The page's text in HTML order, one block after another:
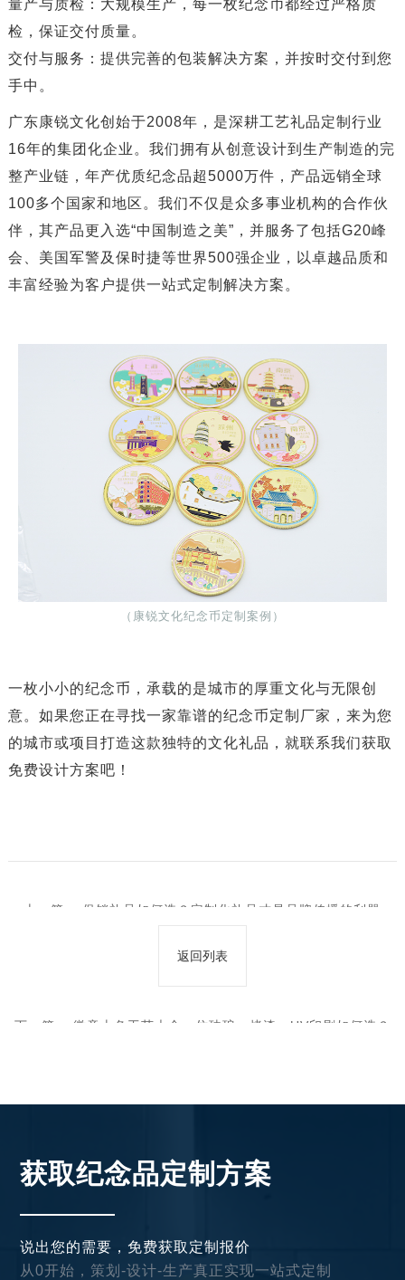
​​量产与质检​​：大规模生产，每一枚纪念币都经过严格质
检，保证交付质量。
​​交付与服务​​：提供完善的包装解决方案，并按时交付到您
手中。
广东康锐文化创始于2008年，是深耕工艺礼品定制行业​​
16年​​的集团化企业。我们拥有从创意设计到生产制造的完
整产业链，​​年产优质纪念品超5000万件​​，产品远销全球​​
100多个国家和地区​​。我们不仅是众多事业机构的合作伙
伴，其产品更入选“中国制造之美”，并服务了包括G20峰
会、美国军警及保时捷等世界500强企业，以​​卓越品质和
丰富经验​​为客户提供一站式定制解决方案。
（康锐文化纪念币定制案例）
一枚小小的纪念币，承载的是城市的厚重文化与无限创
意。如果您正在寻找一家靠谱的​​纪念币定制厂家​​，来为您
的城市或项目打造这款独特的文化礼品，就联系我们获取
免费设计方案吧！​​
上一篇： 促销礼品如何选？定制化礼品才是品牌传播的利器
返回列表
下一篇： ​徽章上色工艺大全：仿珐琅、烤漆、UV印刷如何选？
获取纪念品定制方案
说出您的需要，免费获取定制报价
从0开始，策划-设计-生产真正实现一站式定制